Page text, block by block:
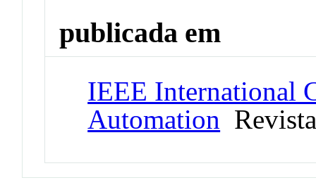
publicada em
IEEE International
Automation